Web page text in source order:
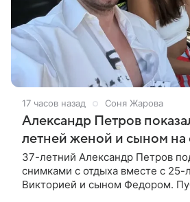
17 часов назад Соня Жарова
Александр Петров
летней женой и сыном на
37-летний Александр Петров
снимками с отдыха вместе с
Викторией и сыном Федором.